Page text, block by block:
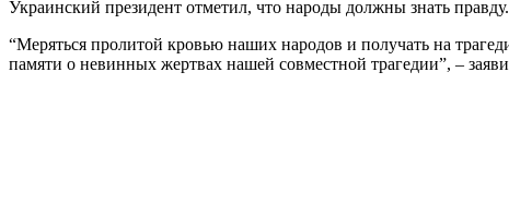
Украинский президент отметил, что народы должны знать
“Меряться пролитой кровью наших народов и получать на
памяти о невинных жертвах нашей совместной трагедии”, –